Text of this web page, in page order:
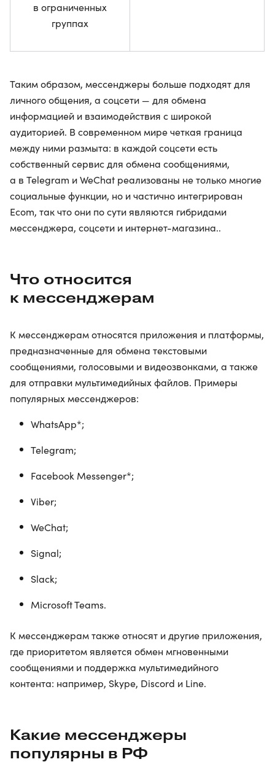
в ограниченных
группах
Таким образом, мессенджеры больше подходят для
личного общения, а соцсети — для обмена
информацией и взаимодействия с широкой
аудиторией. В современном мире четкая граница
между ними размыта: в каждой соцсети есть
собственный сервис для обмена сообщениями,
а в Telegram и WeChat реализованы не только многие
социальные функции, но и частично интегрирован
Ecom, так что они по сути являются гибридами
мессенджера, соцсети и интернет-магазина..
Что относится
к мессенджерам
К мессенджерам относятся приложения и платформы,
предназначенные для обмена текстовыми
сообщениями, голосовыми и видеозвонками, а также
для отправки мультимедийных файлов. Примеры
популярных мессенджеров:
WhatsApp*;
Telegram;
Facebook Messenger*;
Viber;
WeChat;
Signal;
Slack;
Microsoft Teams.
К мессенджерам также относят и другие приложения,
где приоритетом является обмен мгновенными
сообщениями и поддержка мультимедийного
контента: например, Skype, Discord и Line.
Какие мессенджеры
популярны в РФ